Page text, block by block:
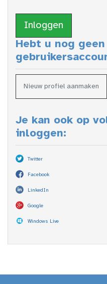
Inloggen
Hebt u nog geen
Nieuw profiel aanmaken
Je kan ook op
inloggen:
Twitter
Facebook
LinkedIn
Google
Windows Live